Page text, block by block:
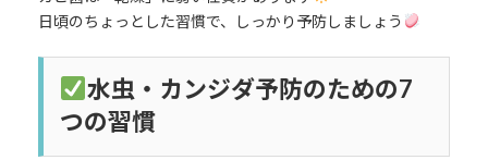
日頃のちょっとした習慣で、しっかり予防しましょう
水虫・カンジダ予防のための7
つの習慣